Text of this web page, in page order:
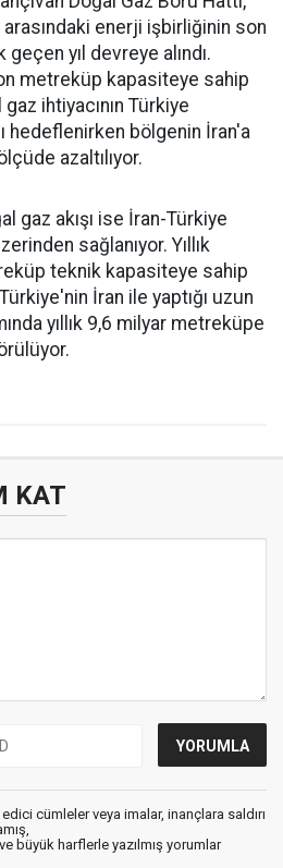
enerji işbirliğinin son
yıl devreye alındı.
metreküp kapasiteye sahip
ihtiyacının Türkiye
hedeflenirken bölgenin İran'a
azaltılıyor.
gaz akışı ise İran-Türkiye
sağlanıyor. Yıllık
teknik kapasiteye sahip
İran ile yaptığı uzun
yıllık 9,6 milyar metreküpe
KAT
cümleler veya imalar, inançlara saldırı
büyük harflerle yazılmış yorumlar